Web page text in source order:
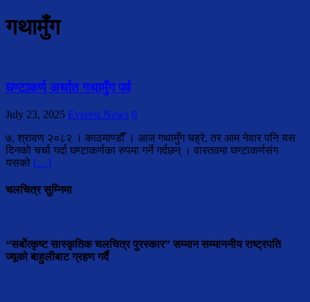
गथामुँग
घण्टाकर्ण अर्थात गथामुँग पर्व
July 23, 2025 Everest News 0
७, श्रावण २०८२ । काठमाण्डौँ । आज गथामुँग चह्रे, तर आम नेवार पनि यस
दिनको चर्चा गर्दा घण्टाकर्णका रुपमा गर्ने गर्दछन् । वास्तवमा घण्टाकर्णसंग
यसको […]
चलचित्र सुम्निमा
“सर्बोत्कृष्ट सास्कृतिक चलचित्र पुरस्कार” सम्मान सम्माननीय राष्ट्रपति
ज्यूको बाहुलीबाट ग्रहण गर्दै